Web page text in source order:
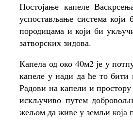
Постојање капеле
успостављање система
породицама и који би
затворских зидова.
Капела од око 40м2 је у
капеле у нади да ће то
Радови на капели и
искључиво путем
жељом да живе у земљи која